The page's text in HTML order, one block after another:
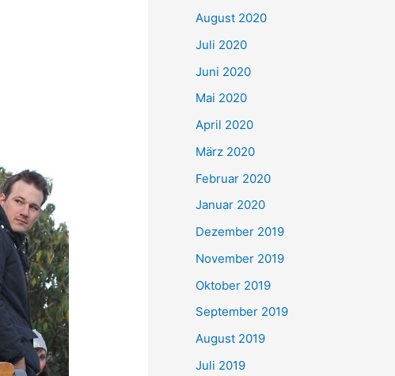
August 2020
Juli 2020
Juni 2020
Mai 2020
April 2020
März 2020
Februar 2020
Januar 2020
Dezember 2019
November 2019
Oktober 2019
September 2019
August 2019
Juli 2019